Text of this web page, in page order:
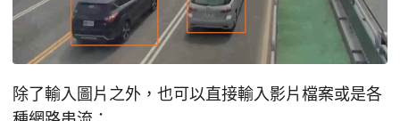
除了輸入圖片之外，也可以直接輸入影片檔案或是各